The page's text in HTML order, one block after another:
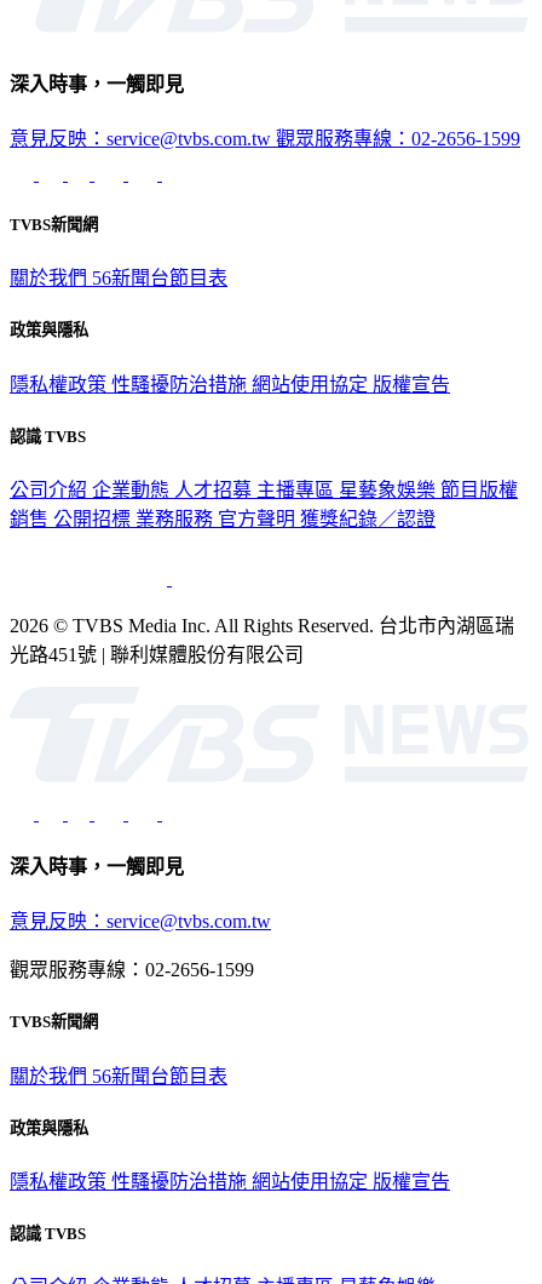
深入時事，一觸即見
意見反映：service@tvbs.com.tw 觀眾服務專線：02-2656-1599
TVBS新聞網
關於我們 56新聞台節目表
政策與隱私
隱私權政策 性騷擾防治措施 網站使用協定 版權宣告
認識 TVBS
公司介紹 企業動態 人才招募 主播專區 星藝象娛樂 節目版權
銷售 公開招標 業務服務 官方聲明 獲獎紀錄／認證
2026 © TVBS Media Inc. All Rights Reserved. 台北市內湖區瑞
光路451號 | 聯利媒體股份有限公司
深入時事，一觸即見
意見反映：service@tvbs.com.tw
觀眾服務專線：02-2656-1599
TVBS新聞網
關於我們 56新聞台節目表
政策與隱私
隱私權政策 性騷擾防治措施 網站使用協定 版權宣告
認識 TVBS